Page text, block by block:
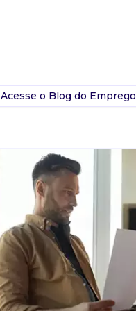
Acesse o Blog do Emprego